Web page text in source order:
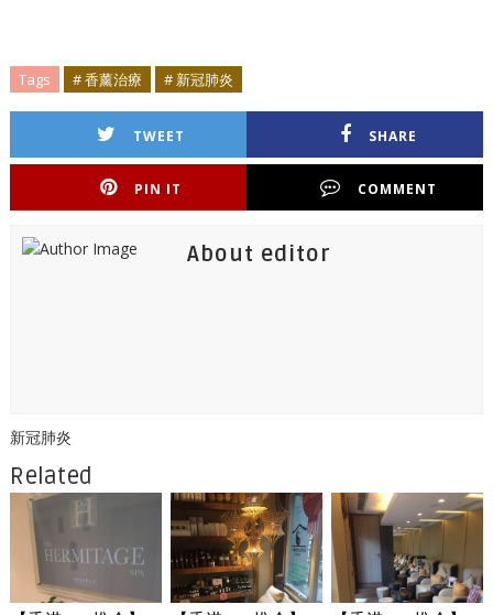
Tags # 香薰治療 # 新冠肺炎
TWEET SHARE
PIN IT COMMENT
About editor
新冠肺炎
Related